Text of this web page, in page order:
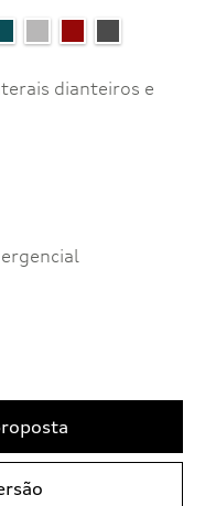
dianteiros e